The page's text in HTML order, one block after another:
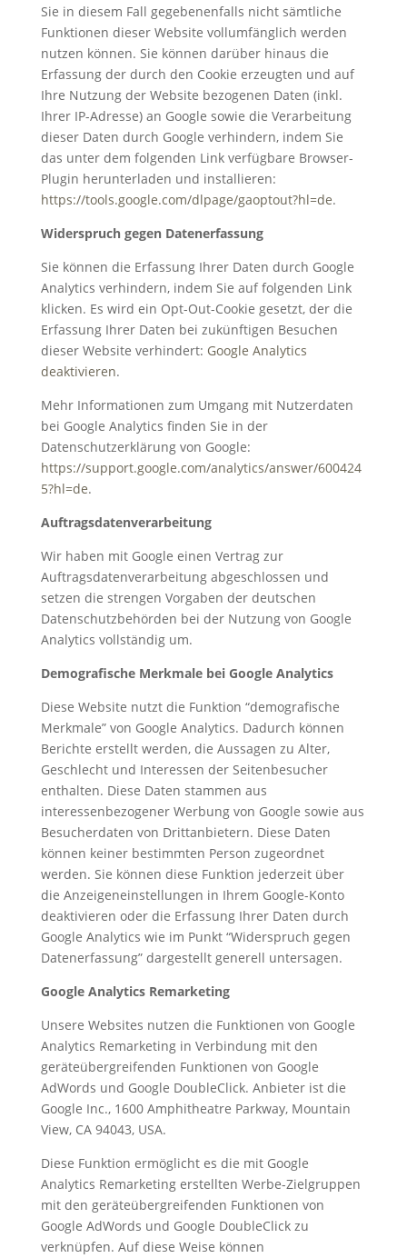
Sie in diesem Fall gegebenenfalls nicht sämtliche
Funktionen dieser Website vollumfänglich werden
nutzen können. Sie können darüber hinaus die
Erfassung der durch den Cookie erzeugten und auf
Ihre Nutzung der Website bezogenen Daten (inkl.
Ihrer IP-Adresse) an Google sowie die Verarbeitung
dieser Daten durch Google verhindern, indem Sie
das unter dem folgenden Link verfügbare Browser-
Plugin herunterladen und installieren:
https://tools.google.com/dlpage/gaoptout?hl=de.
Widerspruch gegen Datenerfassung
Sie können die Erfassung Ihrer Daten durch Google
Analytics verhindern, indem Sie auf folgenden Link
klicken. Es wird ein Opt-Out-Cookie gesetzt, der die
Erfassung Ihrer Daten bei zukünftigen Besuchen
dieser Website verhindert: Google Analytics
deaktivieren.
Mehr Informationen zum Umgang mit Nutzerdaten
bei Google Analytics finden Sie in der
Datenschutzerklärung von Google:
https://support.google.com/analytics/answer/600424
5?hl=de.
Auftragsdatenverarbeitung
Wir haben mit Google einen Vertrag zur
Auftragsdatenverarbeitung abgeschlossen und
setzen die strengen Vorgaben der deutschen
Datenschutzbehörden bei der Nutzung von Google
Analytics vollständig um.
Demografische Merkmale bei Google Analytics
Diese Website nutzt die Funktion “demografische
Merkmale” von Google Analytics. Dadurch können
Berichte erstellt werden, die Aussagen zu Alter,
Geschlecht und Interessen der Seitenbesucher
enthalten. Diese Daten stammen aus
interessenbezogener Werbung von Google sowie aus
Besucherdaten von Drittanbietern. Diese Daten
können keiner bestimmten Person zugeordnet
werden. Sie können diese Funktion jederzeit über
die Anzeigeneinstellungen in Ihrem Google-Konto
deaktivieren oder die Erfassung Ihrer Daten durch
Google Analytics wie im Punkt “Widerspruch gegen
Datenerfassung” dargestellt generell untersagen.
Google Analytics Remarketing
Unsere Websites nutzen die Funktionen von Google
Analytics Remarketing in Verbindung mit den
geräteübergreifenden Funktionen von Google
AdWords und Google DoubleClick. Anbieter ist die
Google Inc., 1600 Amphitheatre Parkway, Mountain
View, CA 94043, USA.
Diese Funktion ermöglicht es die mit Google
Analytics Remarketing erstellten Werbe-Zielgruppen
mit den geräteübergreifenden Funktionen von
Google AdWords und Google DoubleClick zu
verknüpfen. Auf diese Weise können